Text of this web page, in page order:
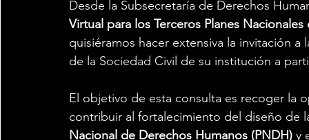
Desde la Subsecretaría de Derechos
Virtual para los Terceros Planes
quisiéramos hacer extensiva la invitación
de la Sociedad Civil de su institución a
El objetivo de esta consulta es recoger la
contribuir al fortalecimiento del diseño de
Nacional de Derechos Humanos (PNDH) y